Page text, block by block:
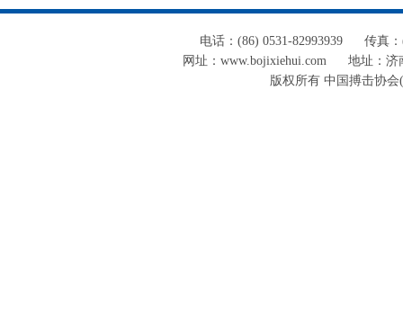
电话：(86) 0531-82993939
传真
网址：www.bojixiehui.com
地址：济
版权所有 中国搏击协会